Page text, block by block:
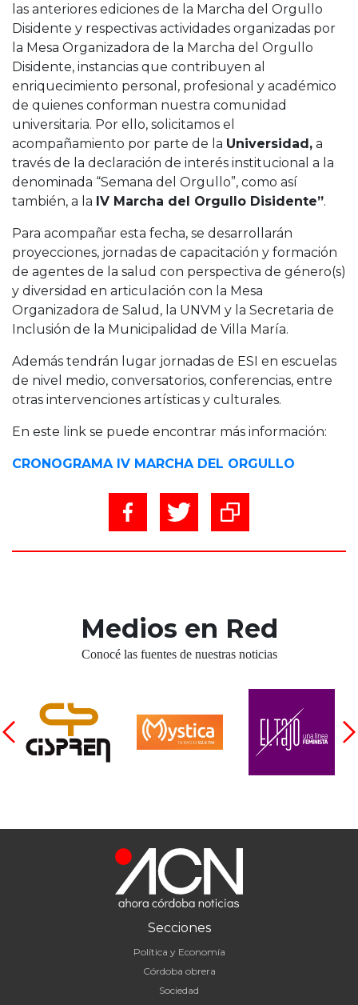
las anteriores ediciones de la Marcha del Orgullo
Disidente y respectivas actividades organizadas por
la Mesa Organizadora de la Marcha del Orgullo
Disidente, instancias que contribuyen al
enriquecimiento personal, profesional y académico
de quienes conforman nuestra comunidad
universitaria. Por ello, solicitamos el
acompañamiento por parte de la Universidad, a
través de la declaración de interés institucional a la
denominada “Semana del Orgullo”, como así
también, a la IV Marcha del Orgullo Disidente”.
Para acompañar esta fecha, se desarrollarán
proyecciones, jornadas de capacitación y formación
de agentes de la salud con perspectiva de género(s)
y diversidad en articulación con la Mesa
Organizadora de Salud, la UNVM y la Secretaria de
Inclusión de la Municipalidad de Villa María.
Además tendrán lugar jornadas de ESI en escuelas
de nivel medio, conversatorios, conferencias, entre
otras intervenciones artísticas y culturales.
En este link se puede encontrar más información:
CRONOGRAMA IV MARCHA DEL ORGULLO
Medios en Red
Conocé las fuentes de nuestras noticias
Secciones
Política y Economía
Córdoba obrera
Sociedad